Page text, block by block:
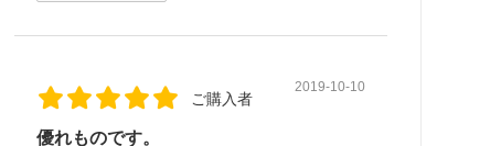
ご購入者
2019-10-10
優れものです。